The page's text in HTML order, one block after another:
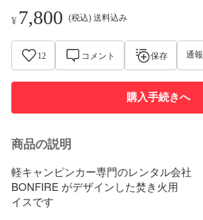
¥7,800 (税込) 送料込み
12 コメント 保存 通報
購入手続きへ
商品の説明
軽キャンピンカー専門のレンタル会社
BONFIRE がデザインした焚き火用
イスです